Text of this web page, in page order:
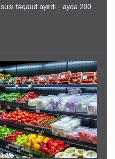
təqaüd ayırdı - ayda 200